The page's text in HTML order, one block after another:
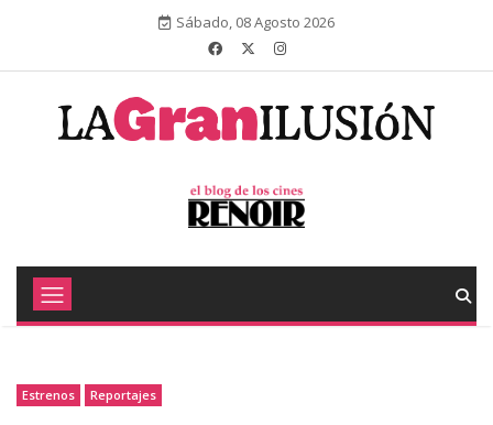
Sábado, 08 Agosto 2026
Estrenos Reportajes